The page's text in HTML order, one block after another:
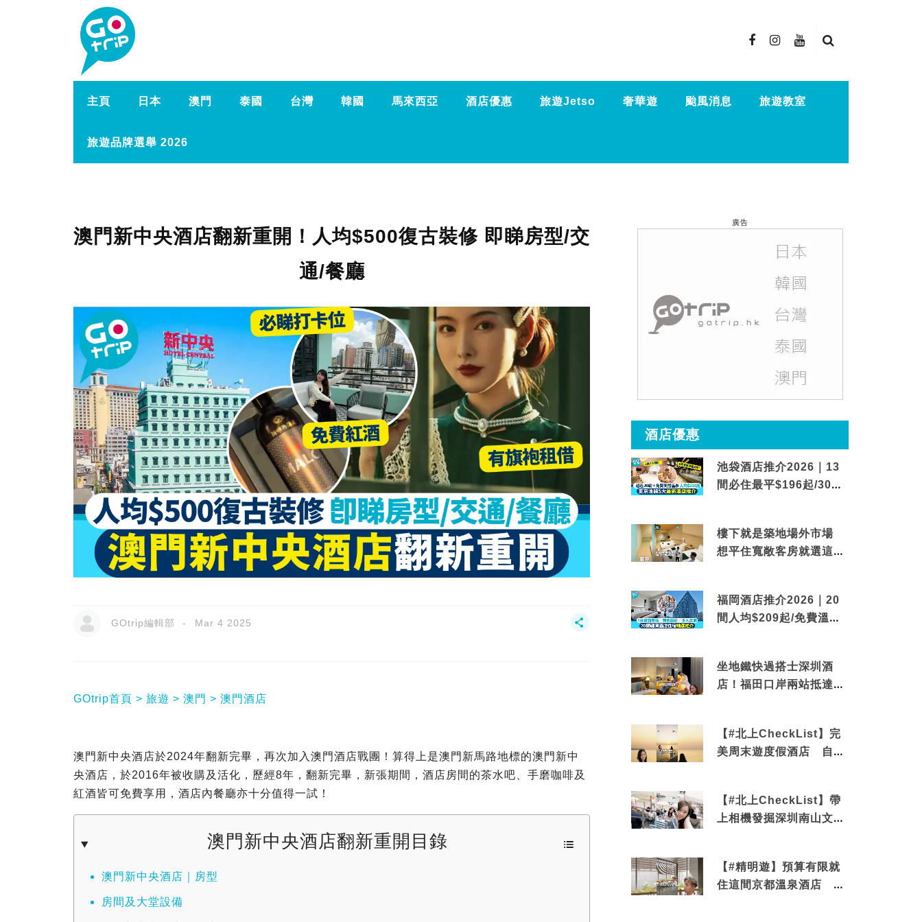
主頁 日本 澳門 泰國 台灣 韓國 馬來西亞 酒店優惠 旅遊Jetso 奢華遊 颱風消息 旅遊教室
旅遊品牌選舉 2026
澳門新中央酒店翻新重開！人均$500復古裝修 即睇房型/交
通/餐廳
GOtrip編輯部 Mar 4 2025
GOtrip首頁 旅遊 澳門 澳門酒店
澳門新中央酒店於2024年翻新完畢，再次加入澳門酒店戰團！算得上是澳門新馬路地標的澳門新中
央酒店，於2016年被收購及活化，歷經8年，翻新完畢，新張期間，酒店房間的茶水吧、手磨咖啡及
紅酒皆可免費享用，酒店內餐廳亦十分值得一試！
澳門新中央酒店翻新重開目錄
澳門新中央酒店｜房型
房間及大堂設備
廣告
酒店優惠
池袋酒店推介2026｜13
間必住最平$196起/30秒
樓下就是築地場外市場
想平住寬敞客房就選這間
福岡酒店推介2026｜20
間人均$209起/免費溫泉/
坐地鐵快過搭士深圳酒
店！福田口岸兩站抵達
【#北上CheckList】完
美周末遊度假酒店 自帶
【#北上CheckList】帶
上相機發掘深圳南山文藝
【#精明遊】預算有限就
住這間京都溫泉酒店 車